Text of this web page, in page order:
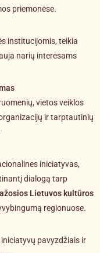
priemonėse.
institucijomis, teikia
narių interesams
vietos veiklos
ir tarptautinių
iniciatyvas,
dialogą tarp
Lietuvos kultūros
regionuose.
pavyzdžiais ir